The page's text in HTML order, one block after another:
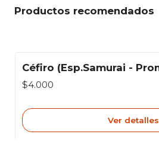
Productos recomendados
Agotado
Céfiro (Esp.Samurai -
$4.000
Ver detalles